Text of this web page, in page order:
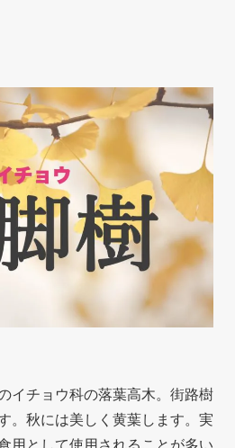
イチョウ科の落葉高木。街路樹
。秋には美しく黄葉します。実
用として使用されることが多い